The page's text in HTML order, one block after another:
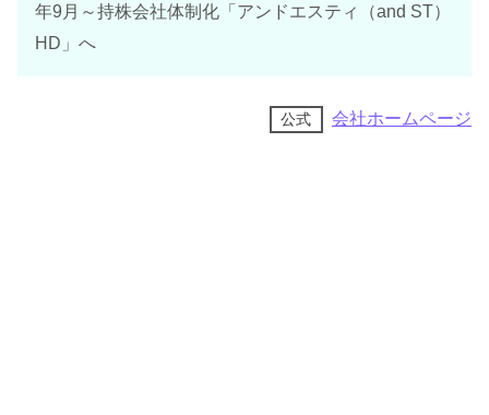
年9月～持株会社体制化「アンドエスティ（and ST）
HD」へ
公式 会社ホームページ